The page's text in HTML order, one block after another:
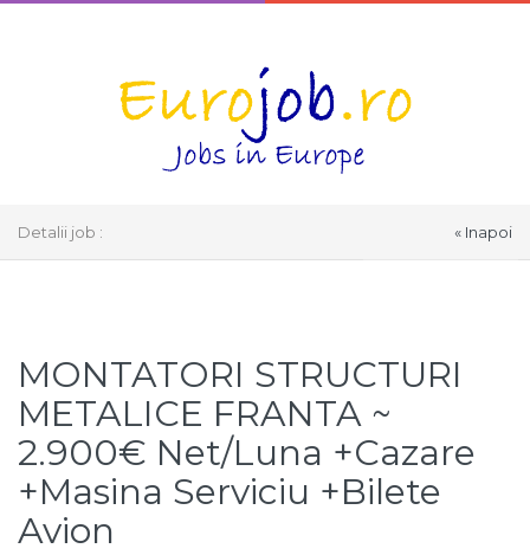
Detalii job : « Inapoi
MONTATORI STRUCTURI
METALICE FRANTA ~
2.900€ Net/Luna +Cazare
+Masina Serviciu +Bilete
Avion